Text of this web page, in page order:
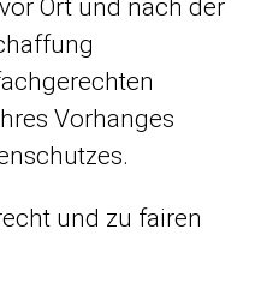
Ort und nach der
Vorhanges
und zu fairen